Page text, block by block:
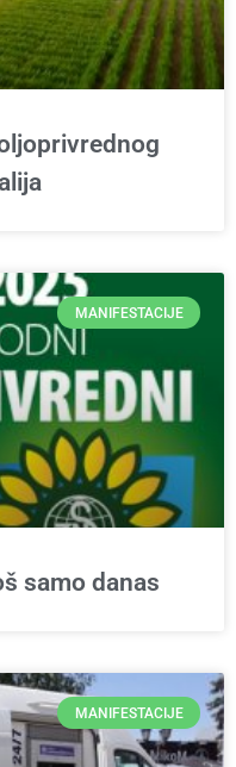
MANIFESTACIJE
samo danas
MANIFESTACIJE